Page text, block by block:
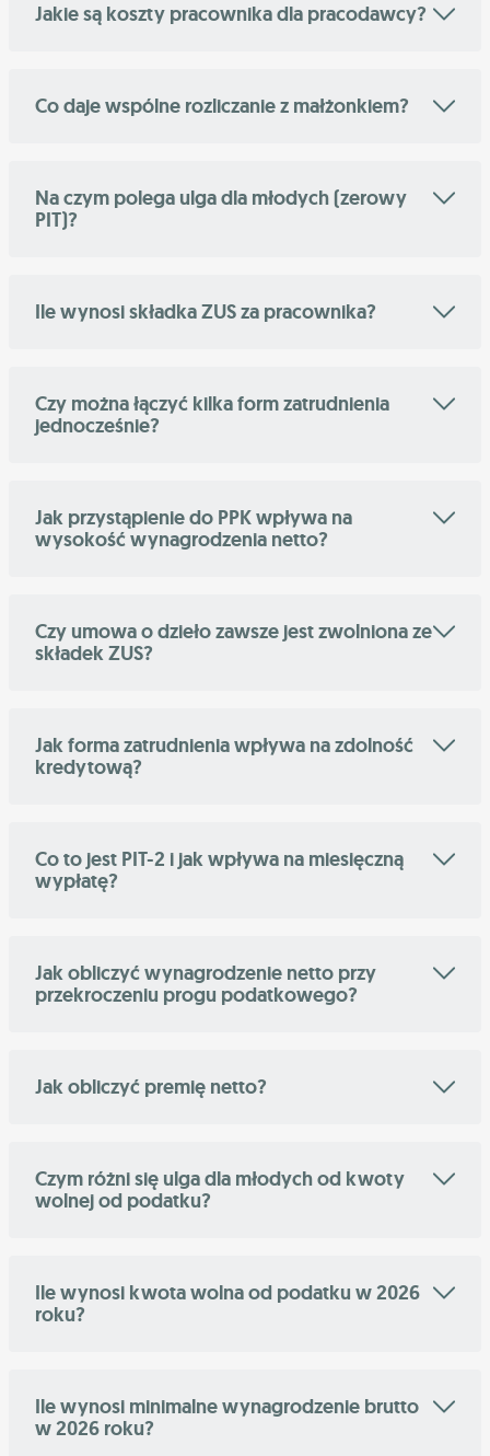
Jakie są koszty pracownika dla pracodawcy?
Co daje wspólne rozliczanie z małżonkiem?
Na czym polega ulga dla młodych (zerowy
PIT)?
Ile wynosi składka ZUS za pracownika?
Czy można łączyć kilka form zatrudnienia
jednocześnie?
Jak przystąpienie do PPK wpływa na
wysokość wynagrodzenia netto?
Czy umowa o dzieło zawsze jest zwolniona ze
składek ZUS?
Jak forma zatrudnienia wpływa na zdolność
kredytową?
Co to jest PIT-2 i jak wpływa na miesięczną
wypłatę?
Jak obliczyć wynagrodzenie netto przy
przekroczeniu progu podatkowego?
Jak obliczyć premię netto?
Czym różni się ulga dla młodych od kwoty
wolnej od podatku?
Ile wynosi kwota wolna od podatku w 2026
roku?
Ile wynosi minimalne wynagrodzenie brutto
w 2026 roku?